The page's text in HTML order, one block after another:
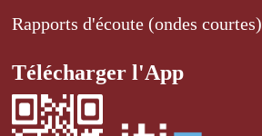
Rapports d'écoute (ondes courtes)
Télécharger l'App